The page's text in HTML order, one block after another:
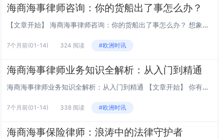
海商海事律师咨询：你的货船出了事怎么办？
【文章开始】 海商海事律师咨询：你的货船出了事怎么办？ 想象一下，你辛辛苦苦投了一大笔钱，买了一船货，正漂在茫茫大海上。突然，手机响了，消息传来：船碰了！货淹了！或者更糟，被扣在某个遥远港口了。你第一反应是啥？肯定是懵的，脑子里一团乱麻：...
7个月前(01-14) 324 阅读 #欧洲时讯
海商海事律师业务知识全解析：从入门到精通
海商海事律师业务知识全解析：从入门到精通 【文章开始】 你有没有想过，当一艘价值上亿的货船在海上遭遇风暴导致货物全损，或者两艘船在繁忙港口突然相撞，到底该由谁来赔？赔多少？怎么赔？这背后啊，其实是一整套复杂得像迷宫一样的规则在运作，而破译...
7个月前(01-14) 338 阅读 #欧洲时讯
海商海事保险律师：浪涛中的法律守护者